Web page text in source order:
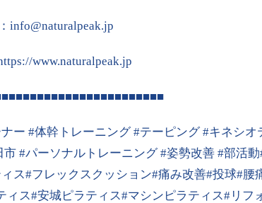
info@naturalpeak.jp
www.naturalpeak.jp
ナー #体幹トレーニング#テーピング#キネシオ
市 #パーソナルトレーニング#姿勢改善 #部活動
ス#フレックスクッション#痛み改善#投球#腰
ィス#安城ピラティス#マシンピラティス# リフ